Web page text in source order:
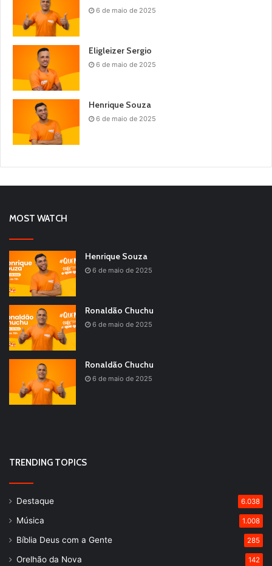
6 de maio de 2025
Eligleizer Sergio
6 de maio de 2025
Henrique Souza
6 de maio de 2025
MOST WATCH
Henrique Souza
6 de maio de 2025
Ronaldão Chuchu
6 de maio de 2025
Ronaldão Chuchu
6 de maio de 2025
TRENDING TOPICS
Destaque 6.038
Música 1.008
Bíblia Deus com a Gente 285
Orelhão da Nova 142